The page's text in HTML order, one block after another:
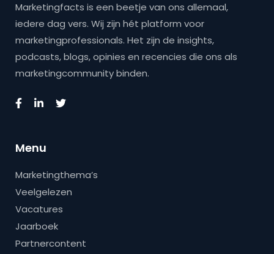
Marketingfacts is een beetje van ons allemaal,
iedere dag vers. Wij zijn hét platform voor
marketingprofessionals. Het zijn de insights,
podcasts, blogs, opinies en recencies die ons als
marketingcommunity binden.
Menu
Marketingthema’s
Veelgelezen
Vacatures
Jaarboek
Partnercontent